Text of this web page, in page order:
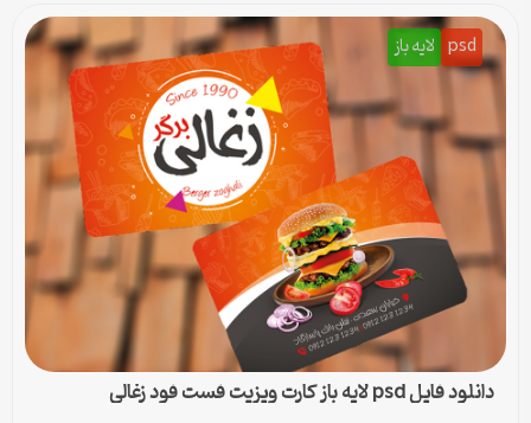
psd لایه باز
دانلود فایل psd لایه باز کارت ویزیت فست فود زغالی